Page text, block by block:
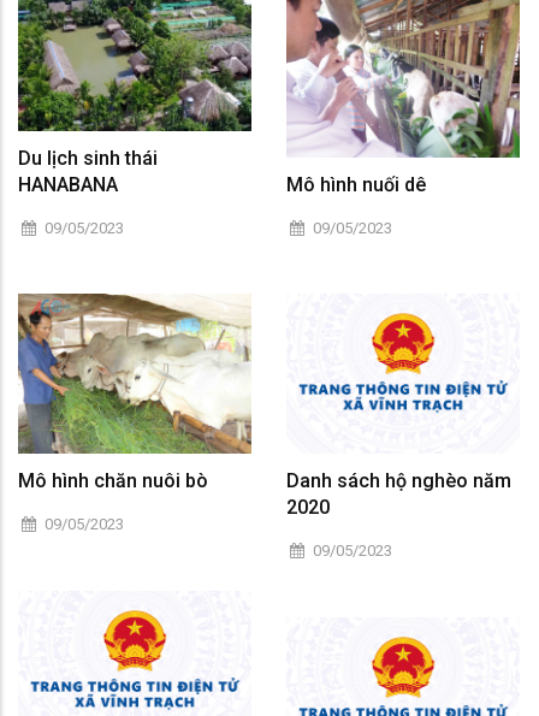
Du lịch sinh thái
HANABANA
09/05/2023
Mô hình nuối dê
09/05/2023
Mô hình chăn nuôi bò
09/05/2023
Danh sách hộ nghèo năm
2020
09/05/2023